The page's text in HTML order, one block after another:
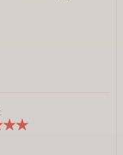
ocenę
się, że